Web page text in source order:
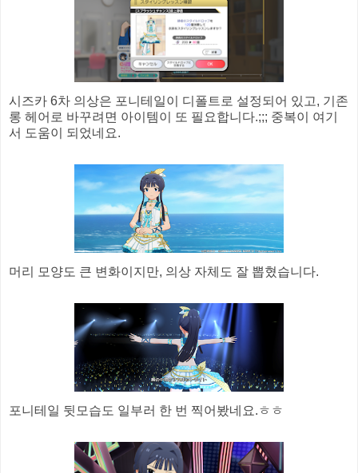
시즈카 6차 의상은 포니테일이 디폴트로 설정되어 있고, 기존
롱 헤어로 바꾸려면 아이템이 또 필요합니다.;;; 중복이 여기
서 도움이 되었네요.
머리 모양도 큰 변화이지만, 의상 자체도 잘 뽑혔습니다.
포니테일 뒷모습도 일부러 한 번 찍어봤네요.ㅎㅎ